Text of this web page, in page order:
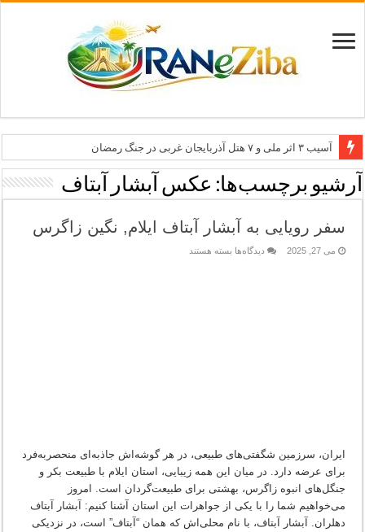
آسیب ۳ اثر ملی و ۷ هتل آذربایجان غربی در جنگ رمضان
معاون وزیر: جاذبه‌های بوشهر جهانی معرفی می‌شوند
طرح بین‌المللی گذر از مرزها وارد مرحله اجرا شد
۶۸۱ میلیارد ریال تسهیلات برای توسعه گردشگری گلستان
تاب‌آوری؛ سرمایه پنهان تهران برای بازسازی برند شهری
آرشیو برچسب‌ها: عکس آبشار آبتاف
سفر رویایی به آبشار آبتاف ایلام, نگین زاگرس
می 27, 2025 دیدگاه‌ها برای
بسته هستند
ایران، سرزمین شگفتی‌های طبیعی، در هر گوشه‌اش جاذبه‌ای منحصربه‌فرد
برای عرضه دارد. در میان این همه زیبایی، استان ایلام با طبیعت بکر و
جنگل‌های انبوه زاگرس، بهشتی برای طبیعت‌گردان است. امروز
می‌خواهیم شما را با یکی از جواهرات این استان آشنا کنیم: آبشار آبتاف
دهلران. آبشار آبتاف، با نام محلی‌اش که همان “آبتاف” است، در نزدیکی